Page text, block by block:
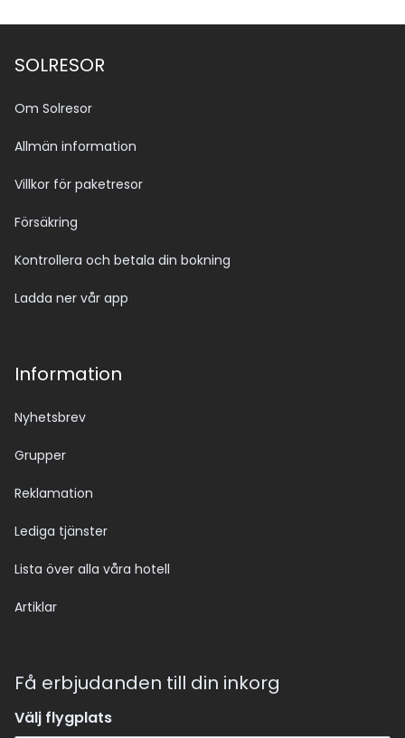
SOLRESOR
Om Solresor
Allmän information
Villkor för paketresor
Försäkring
Kontrollera och betala din bokning
Ladda ner vår app
Information
Nyhetsbrev
Grupper
Reklamation
Lediga tjänster
Lista över alla våra hotell
Artiklar
Få erbjudanden till din inkorg
Välj flygplats